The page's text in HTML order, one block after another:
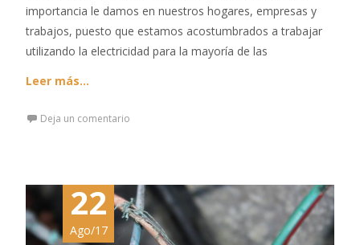
importancia le damos en nuestros hogares, empresas y
trabajos, puesto que estamos acostumbrados a trabajar
utilizando la electricidad para la mayoría de las
Leer más…
Deja un comentario
22
Ago/17